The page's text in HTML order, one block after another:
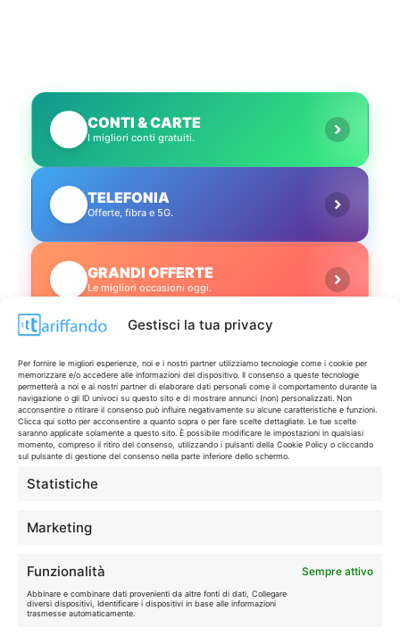
Gestisci la tua privacy
Per fornire le migliori esperienze, noi e i nostri partner utilizziamo tecnologie come i cookie per
memorizzare e/o accedere alle informazioni del dispositivo. Il consenso a queste tecnologie
permetterà a noi e ai nostri partner di elaborare dati personali come il comportamento durante la
navigazione o gli ID univoci su questo sito e di mostrare annunci (non) personalizzati. Non
acconsentire o ritirare il consenso può influire negativamente su alcune caratteristiche e funzioni.
Clicca qui sotto per acconsentire a quanto sopra o per fare scelte dettagliate. Le tue scelte
saranno applicate solamente a questo sito. È possibile modificare le impostazioni in qualsiasi
momento, compreso il ritiro del consenso, utilizzando i pulsanti della Cookie Policy o cliccando
sul pulsante di gestione del consenso nella parte inferiore dello schermo.
Statistiche
Marketing
Funzionalità Sempre attivo
Abbinare e combinare dati provenienti da altre fonti di dati, Collegare
diversi dispositivi, Identificare i dispositivi in base alle informazioni
trasmesse automaticamente.
CONTI & CARTE
I migliori conti gratuiti.
TELEFONIA
Offerte, fibra e 5G.
GRANDI OFFERTE
Le migliori occasioni oggi.
LIVE OFFERTE
🔥 💻
Casa Extra